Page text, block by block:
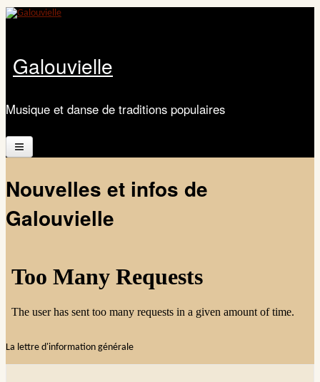
Aller au contenu principal
Galouvielle
Musique et danse de traditions populaires
Présentation
Les ateliers
Documents
Images et musiques
Nouvelles et infos de
Galouvielle
La lettre d'information générale